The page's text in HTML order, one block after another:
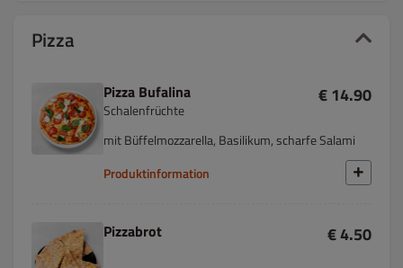
Pizza
Pizza Bufalina
Schalenfrüchte
€ 14.90
mit Büffelmozzarella, Basilikum, scharfe Salami
Produktinformation
Pizzabrot € 4.50